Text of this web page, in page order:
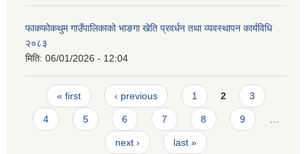
फाकफोकथुम गाउँपालिकाको भाङगा खेति प्रवर्धन तथा व्यवस्थापन कार्यविधि
२०८३
मिति: 06/01/2026 - 12:04
Pages
« first ‹ previous 1 2 3
4 5 6 7 8 9
next › last »